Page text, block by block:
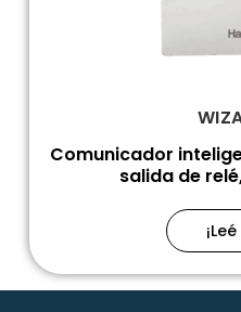
Comunicador
salida de